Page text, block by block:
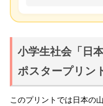
小学生社会「日
ポスタープリン
このプリントでは日本の